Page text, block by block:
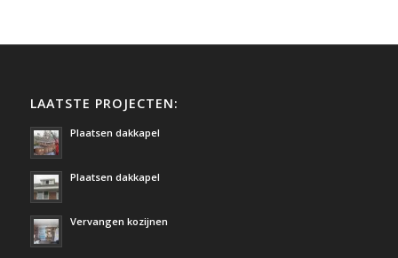
LAATSTE PROJECTEN:
Plaatsen dakkapel
Plaatsen dakkapel
Vervangen kozijnen